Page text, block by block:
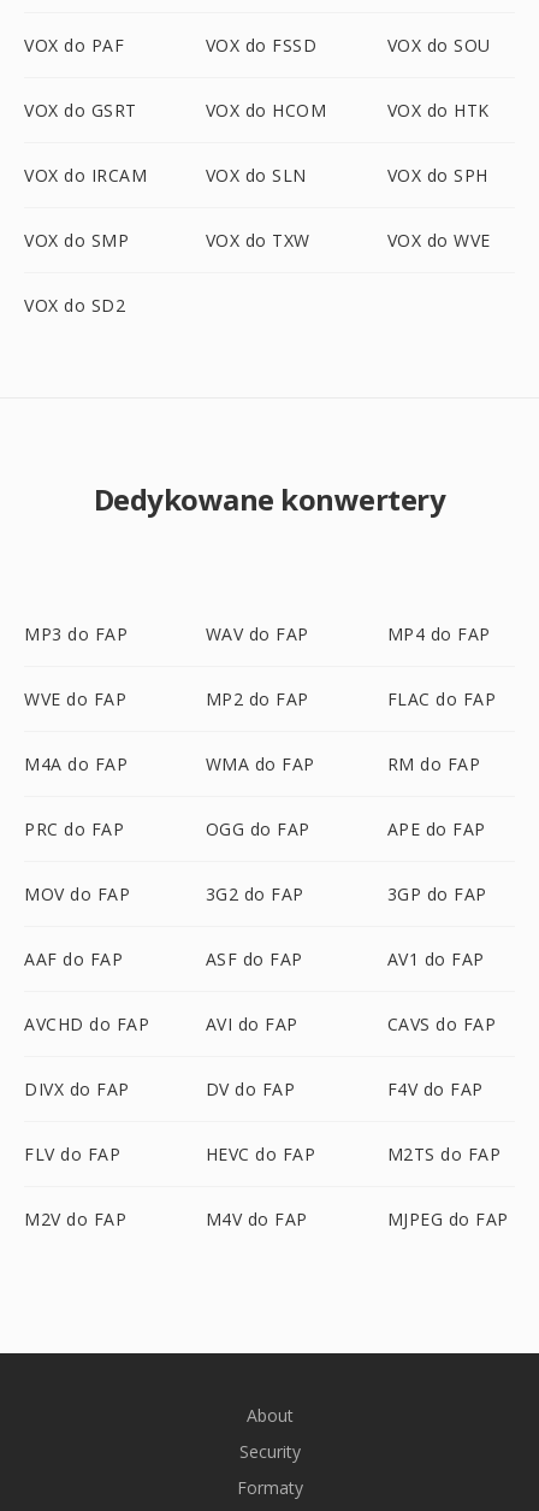
VOX do PAF VOX do FSSD VOX do SOU
VOX do GSRT VOX do HCOM VOX do HTK
VOX do IRCAM VOX do SLN VOX do SPH
VOX do SMP VOX do TXW VOX do WVE
VOX do SD2
Dedykowane konwertery
MP3 do FAP WAV do FAP MP4 do FAP
WVE do FAP MP2 do FAP FLAC do FAP
M4A do FAP WMA do FAP RM do FAP
PRC do FAP OGG do FAP APE do FAP
MOV do FAP 3G2 do FAP 3GP do FAP
AAF do FAP ASF do FAP AV1 do FAP
AVCHD do FAP AVI do FAP CAVS do FAP
DIVX do FAP DV do FAP F4V do FAP
FLV do FAP HEVC do FAP M2TS do FAP
M2V do FAP M4V do FAP MJPEG do FAP
About
Security
Formaty